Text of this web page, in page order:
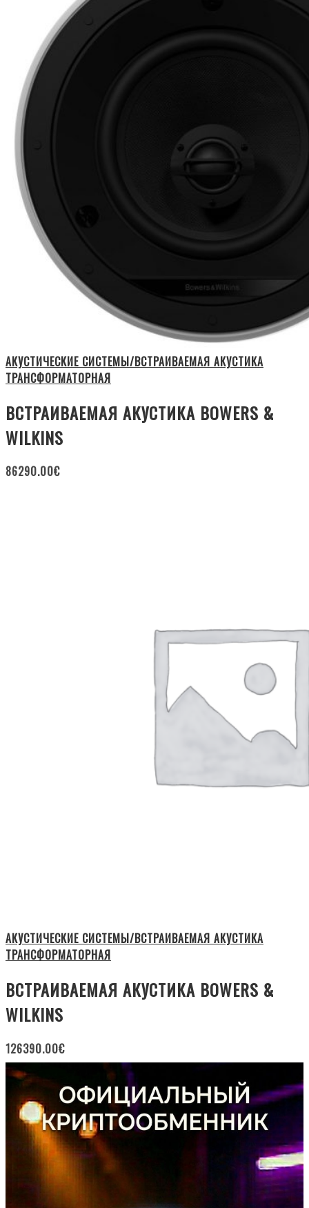
АКУСТИЧЕСКИЕ СИСТЕМЫ/ВСТРАИВАЕМАЯ АКУСТИКА
ТРАНСФОРМАТОРНАЯ
ВСТРАИВАЕМАЯ АКУСТИКА BOWERS &
WILKINS
86290.00€
АКУСТИЧЕСКИЕ СИСТЕМЫ/ВСТРАИВАЕМАЯ АКУСТИКА
ТРАНСФОРМАТОРНАЯ
ВСТРАИВАЕМАЯ АКУСТИКА BOWERS &
WILKINS
126390.00€